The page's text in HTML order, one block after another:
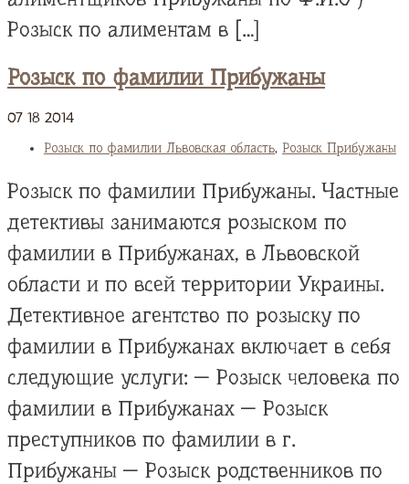
Розыск по алиментам в […]
Розыск по фамилии Прибужаны
07 18 2014
Розыск по фамилии Львовская область, Розыск Прибужаны
Розыск по фамилии Прибужаны. Частные
детективы занимаются розыском по
фамилии в Прибужанах, в Львовской
области и по всей территории Украины.
Детективное агентство по розыску по
фамилии в Прибужанах включает в себя
следующие услуги: — Розыск человека по
фамилии в Прибужанах — Розыск
преступников по фамилии в г.
Прибужаны — Розыск родственников по